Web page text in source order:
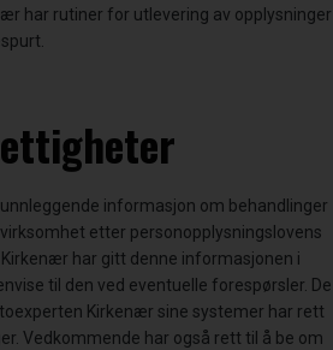
har rutiner for utlevering av opplysninger
informasjon om behandlinger
etter personopplysningslovens
har gitt denne informasjonen i
til den ved eventuelle forespørsler. De
Kirkenær sine systemer har rett
Vedkommende har også rett til å be om